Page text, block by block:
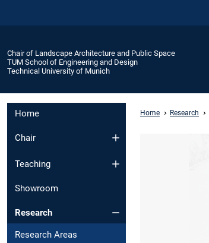
Chair of Landscape Architecture and Public Space
TUM School of Engineering and Design
Technical University of Munich
Home
Chair
Teaching
Showroom
Research
Research Areas
Home Research